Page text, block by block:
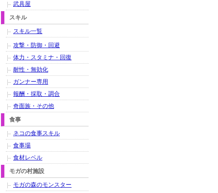
武具屋
スキル
スキル一覧
攻撃・防御・回避
体力・スタミナ・回復
耐性・無効化
ガンナー専用
報酬・採取・調合
奇面族・その他
食事
ネコの食事スキル
食事場
食材レベル
モガの村施設
モガの森のモンスター